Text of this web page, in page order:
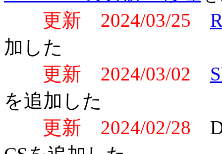
更新 2024/03/25
加した
更新 2024/03/02
を追加した
更新 2024/02/28